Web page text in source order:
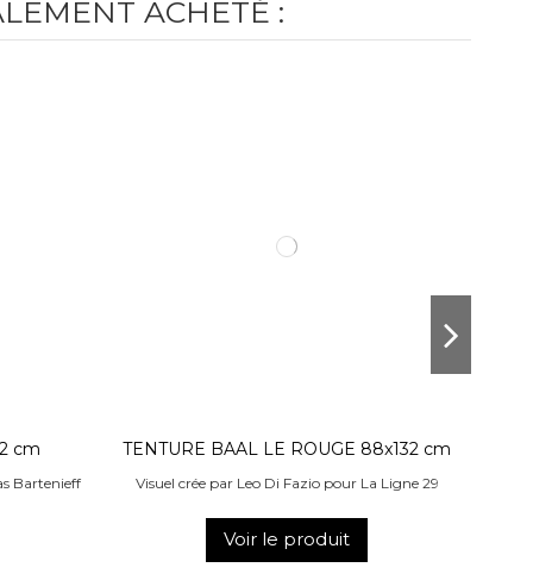
ACHETÉ :
cm
Bartenieff
TENTURE BAAL LE ROUGE 88x132 cm
Visuel crée par Leo Di Fazio pour La Ligne 29
Voir le produit